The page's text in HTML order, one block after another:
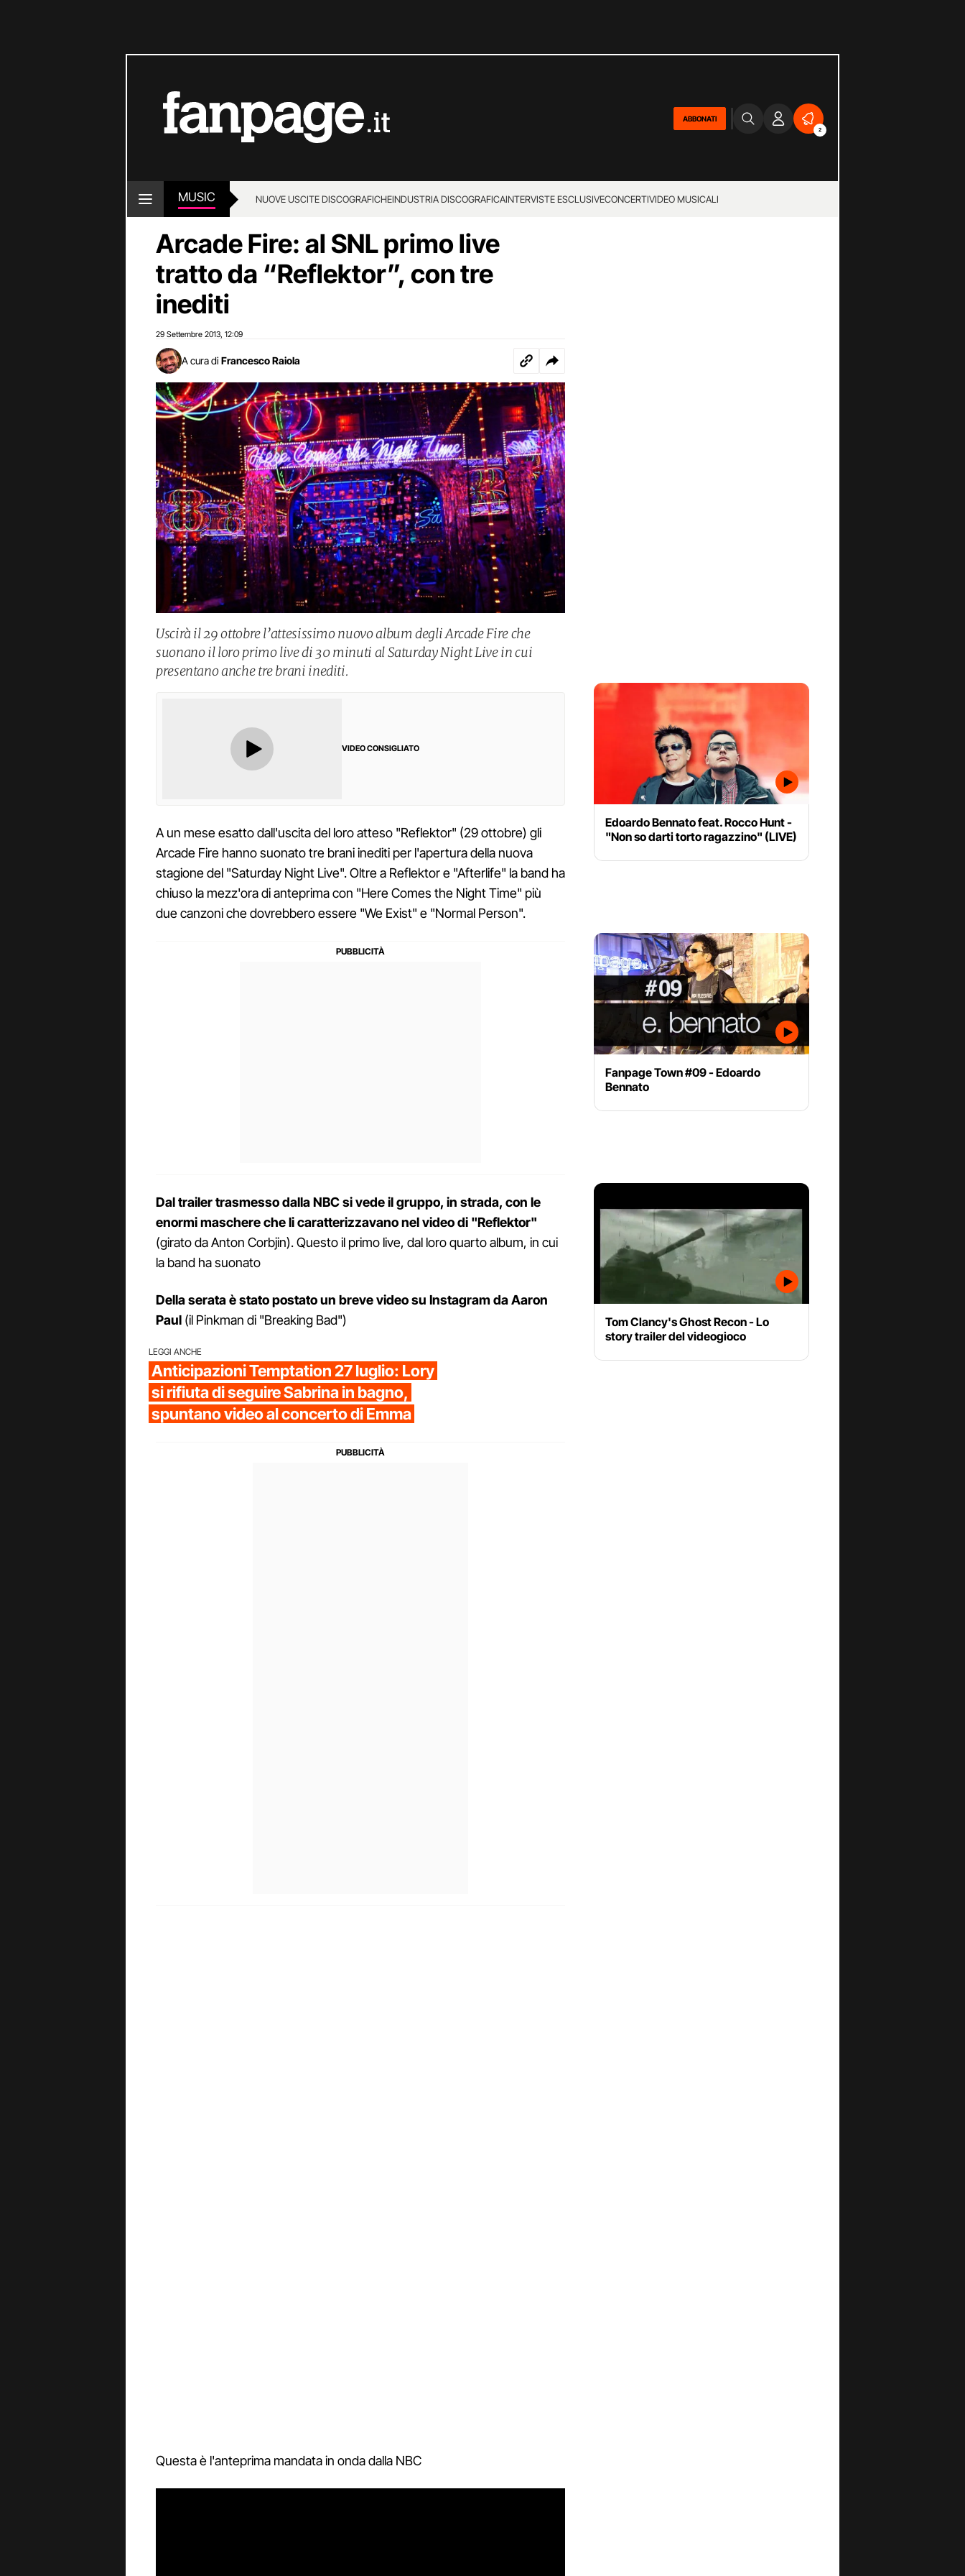
ABBONATI
2
MUSIC NUOVE USCITE DISCOGRAFICHEINDUSTRIA DISCOGRAFICAINTERVISTE ESCLUSIVECONCERTIVIDEO MUSICALI
Arcade Fire: al SNL primo live
tratto da “Reflektor”, con tre
inediti
29 Settembre 2013 12:09
A cura di Francesco Raiola
Uscirà il 29 ottobre l’attesissimo nuovo album degli Arcade Fire che
suonano il loro primo live di 30 minuti al Saturday Night Live in cui
presentano anche tre brani inediti.
VIDEO CONSIGLIATO
A un mese esatto dall'uscita del loro atteso "Reflektor" (29 ottobre) gli
Arcade Fire hanno suonato tre brani inediti per l'apertura della nuova
stagione del "Saturday Night Live". Oltre a Reflektor e "Afterlife" la band ha
chiuso la mezz'ora di anteprima con "Here Comes the Night Time" più
due canzoni che dovrebbero essere "We Exist" e "Normal Person".
Dal trailer trasmesso dalla NBC si vede il gruppo, in strada, con le
enormi maschere che li caratterizzavano nel video di "Reflektor"
(girato da Anton Corbjin). Questo il primo live, dal loro quarto album, in cui
la band ha suonato
Della serata è stato postato un breve video su Instagram da Aaron
Paul (il Pinkman di "Breaking Bad")
LEGGI ANCHE
Anticipazioni Temptation 27 luglio: Lory
si rifiuta di seguire Sabrina in bagno,
spuntano video al concerto di Emma
Questa è l'anteprima mandata in onda dalla NBC
Edoardo Bennato feat. Rocco Hunt -
"Non so darti torto ragazzino" (LIVE)
Fanpage Town #09 - Edoardo
Bennato
Tom Clancy's Ghost Recon - Lo
story trailer del videogioco